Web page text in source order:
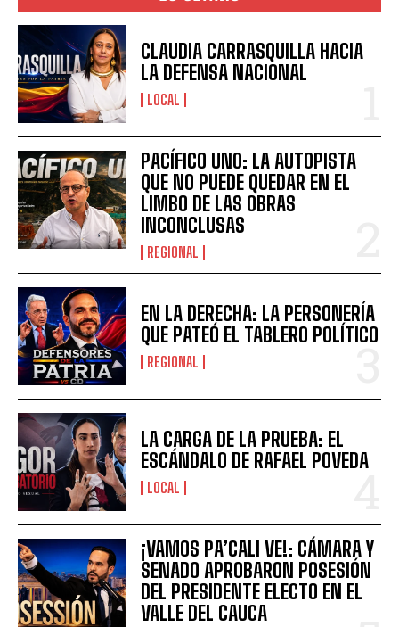
CLAUDIA CARRASQUILLA HACIA
LA DEFENSA NACIONAL
LOCAL
PACÍFICO UNO: LA AUTOPISTA
QUE NO PUEDE QUEDAR EN EL
LIMBO DE LAS OBRAS
INCONCLUSAS
REGIONAL
EN LA DERECHA: LA PERSONERÍA
QUE PATEÓ EL TABLERO POLÍTICO
REGIONAL
LA CARGA DE LA PRUEBA: EL
ESCÁNDALO DE RAFAEL POVEDA
LOCAL
¡VAMOS PA’CALI VE!: CÁMARA Y
SENADO APROBARON POSESIÓN
DEL PRESIDENTE ELECTO EN EL
VALLE DEL CAUCA